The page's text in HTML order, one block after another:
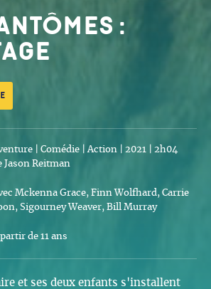
:
et ses deux enfants s'installent
| Comédie | Action | 2021 | 2h04
Jason Reitman
Mckenna Grace, Finn Wolfhard, Carrie
Sigourney Weaver, Bill Murray
de 11 ans